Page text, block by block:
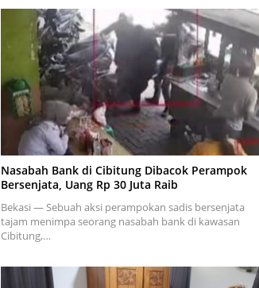
Nasabah Bank di Cibitung Dibacok Perampok
Bersenjata, Uang Rp 30 Juta Raib
Bekasi — Sebuah aksi perampokan sadis bersenjata
tajam menimpa seorang nasabah bank di kawasan
Cibitung,…